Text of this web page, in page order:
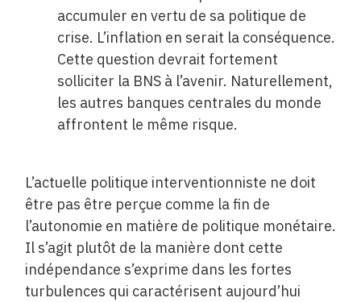
accumuler en ­vertu de sa politique de
crise. L’inflation en serait la conséquence.
Cette question devrait fortement
solliciter la BNS à l’avenir. Naturellement,
les autres banques centrales du monde
affrontent le même risque.
L’actuelle politique interventionniste ne doit
être pas être perçue comme la fin de
l’autonomie en matière de politique monétaire.
Il s’agit plutôt de la manière dont cette
indépendance s’exprime dans les fortes
turbulences qui caractérisent aujourd’hui